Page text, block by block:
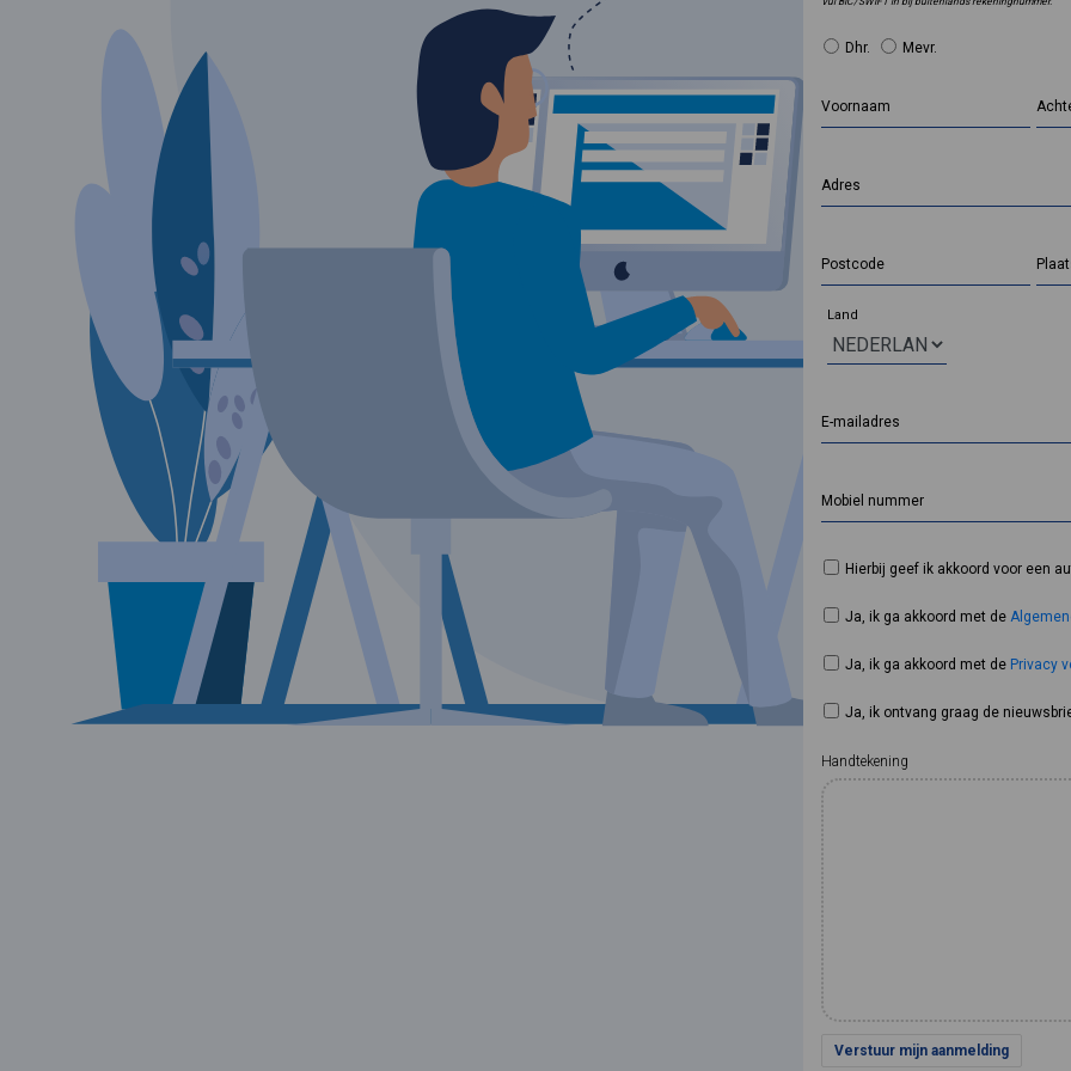
Dhr. Mevr.
Voornaam
Adres
Postcode
Land
E-mailadres
Mobiel nummer
Hierbij geef ik akkoord voor een
Ja, ik ga akkoord met de
Ja, ik ga akkoord met de Privacy
Ja, ik ontvang graag de
Handtekening
Verstuur mijn aanmelding